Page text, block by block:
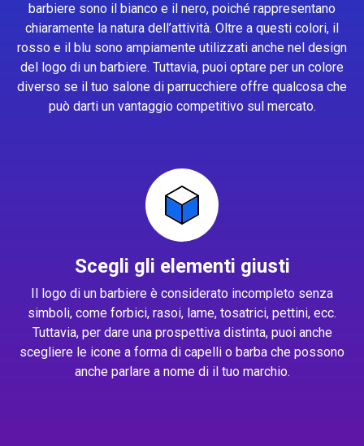
barbiere sono il bianco e il nero, poiché rappresentano
chiaramente la natura dell’attività. Oltre a questi colori, il
rosso e il blu sono ampiamente utilizzati anche nel design
del logo di un barbiere. Tuttavia, puoi optare per un colore
diverso se il tuo salone di parrucchiere offre qualcosa che
può darti un vantaggio competitivo sul mercato.
Scegli gli elementi giusti
Il logo di un barbiere è considerato incompleto senza
simboli, come forbici, rasoi, lame, tosatrici, pettini, ecc.
Tuttavia, per dare una prospettiva distinta, puoi anche
scegliere le icone a forma di capelli o barba che possono
anche parlare a nome di il tuo marchio.